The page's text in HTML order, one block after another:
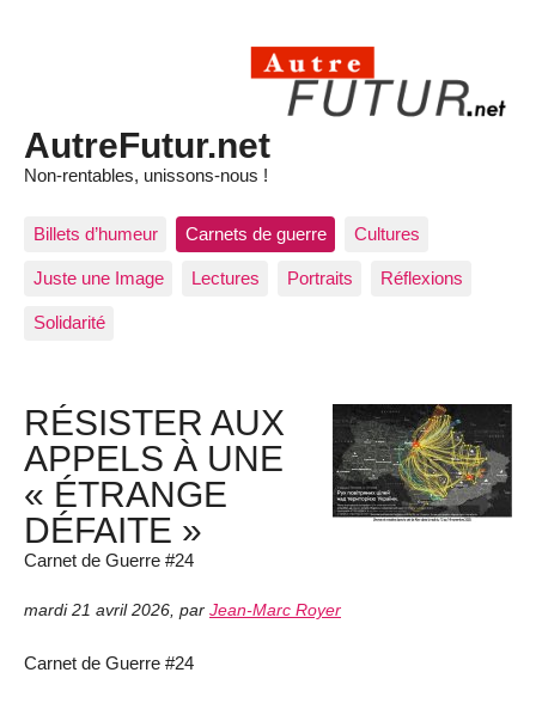
AutreFutur.net
Non-rentables, unissons-nous !
Billets d’humeur Carnets de guerre Cultures
Juste une Image Lectures Portraits Réflexions
Solidarité
RÉSISTER AUX
APPELS À UNE
« ÉTRANGE
DÉFAITE »
Carnet de Guerre #24
mardi 21 avril 2026 par Jean-Marc Royer
Carnet de Guerre #24